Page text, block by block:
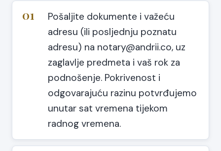
01
Pošaljite dokumente i važeću
adresu (ili posljednju poznatu
adresu) na notary@andrii.co, uz
zaglavlje predmeta i vaš rok za
podnošenje. Pokrivenost i
odgovarajuću razinu potvrđujemo
unutar sat vremena tijekom
radnog vremena.